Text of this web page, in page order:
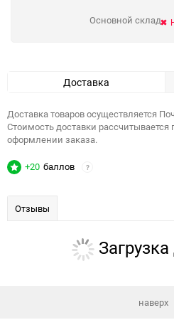
Основной склад
Доставка
Доставка товаров осуществляется
Стоимость доставки рассчитывается
оформлении заказа.
+20 баллов ?
Отзывы
наверх